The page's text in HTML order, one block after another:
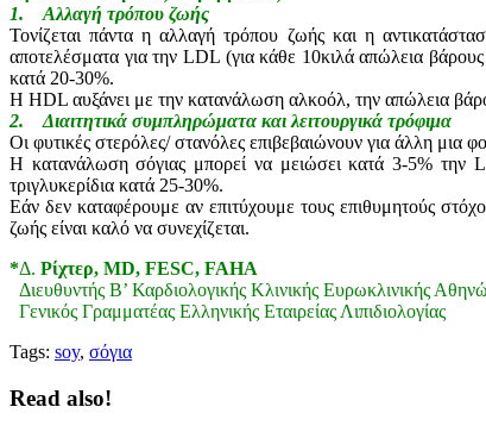
1. Αλλαγή τρόπου ζωής
Τονίζεται πάντα η αλλαγή τρόπου ζωής και η
αποτελέσματα για την LDL (για κάθε 10κιλά απώλεια
κατά 20-30%.
Η HDL αυξάνει με την κατανάλωση αλκοόλ, την απώλεια
2. Διαιτητικά συμπληρώματα και λειτουργικά τρόφιμα
Οι φυτικές στερόλες/ στανόλες επιβεβαιώνουν για άλλη μια
Η κατανάλωση σόγιας μπορεί να μειώσει κατά 3-5% την
τριγλυκερίδια κατά 25-30%.
Εάν δεν καταφέρουμε αν επιτύχουμε τους επιθυμητούς
ζωής είναι καλό να συνεχίζεται.
*Δ. Ρίχτερ, MD, FESC, FAHA
Διευθυντής Β’ Καρδιολογικής Κλινικής Ευρωκλινικής
Γενικός Γραμματέας Ελληνικής Εταιρείας Λιπιδιολογίας
Tags: soy, σόγια
Read also!